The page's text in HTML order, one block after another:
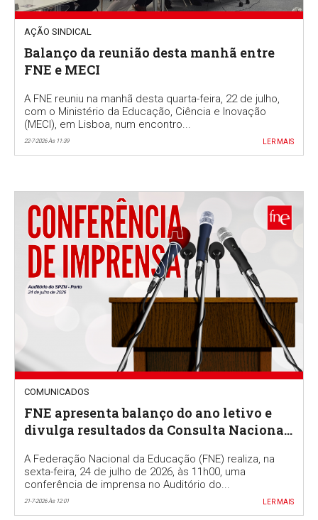
AÇÃO SINDICAL
Balanço da reunião desta manhã entre
FNE e MECI
A FNE reuniu na manhã desta quarta-feira, 22 de julho,
com o Ministério da Educação, Ciência e Inovação
(MECI), em Lisboa, num encontro...
22-7-2026 Às 11:39 LER MAIS
COMUNICADOS
FNE apresenta balanço do ano letivo e
divulga resultados da Consulta Nacional
A Federação Nacional da Educação (FNE) realiza, na
sexta-feira, 24 de julho de 2026, às 11h00, uma
conferência de imprensa no Auditório do...
21-7-2026 Às 12:01 LER MAIS